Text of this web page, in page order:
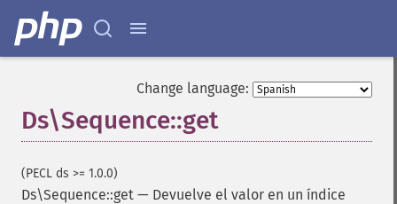
Change language:
Ds\Sequence::get
(PECL ds >= 1.0.0)
Ds\Sequence::get — Devuelve el valor en un índice